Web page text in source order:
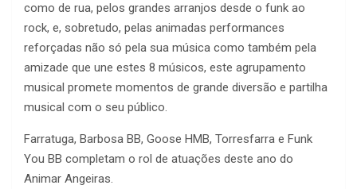
como de rua, pelos grandes arranjos desde o funk ao
rock, e, sobretudo, pelas animadas performances
reforçadas não só pela sua música como também pela
amizade que une estes 8 músicos, este agrupamento
musical promete momentos de grande diversão e partilha
musical com o seu público.
Farratuga, Barbosa BB, Goose HMB, Torresfarra e Funk
You BB completam o rol de atuações deste ano do
Animar Angeiras.